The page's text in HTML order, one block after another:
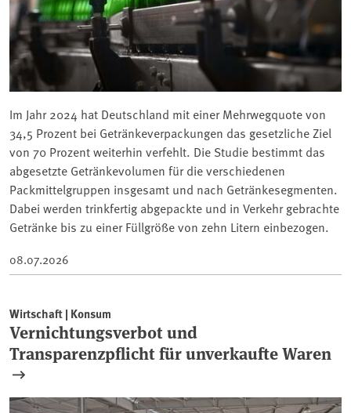
Im Jahr 2024 hat Deutschland mit einer Mehrwegquote von
34,5 Prozent bei Getränkeverpackungen das gesetzliche Ziel
von 70 Prozent weiterhin verfehlt. Die Studie bestimmt das
abgesetzte Getränkevolumen für die verschiedenen
Packmittelgruppen insgesamt und nach Getränkesegmenten.
Dabei werden trinkfertig abgepackte und in Verkehr gebrachte
Getränke bis zu einer Füllgröße von zehn Litern einbezogen.
08.07.2026
Wirtschaft | Konsum
Vernichtungsverbot und
Transparenzpflicht für unverkaufte Waren